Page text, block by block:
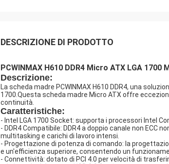
DESCRIZIONE DI PRODOTTO
PCWINMAX H610 DDR4 Micro ATX LGA
Descrizione:
La scheda madre PCWINMAX H610 DDR4, una
1700.Questa scheda madre Micro ATX offre
continuità.
Caratteristiche:
- Intel LGA 1700 Socket: supporta i processori Intel
- DDR4 Compatibile: DDR4 a doppio canale non ECC
multitasking e carichi di lavoro intensi.
- Progettazione di potenza di comando: la
e un'efficienza superiore, consentendo un
- Connettività: dotato di PCI 4.0 per velocità di